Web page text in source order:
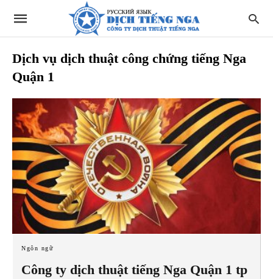
Dịch vụ dịch thuật công chứng tiếng Nga
Quận 1
Ngôn ngữ
Công ty dịch thuật tiếng Nga Quận 1 tp